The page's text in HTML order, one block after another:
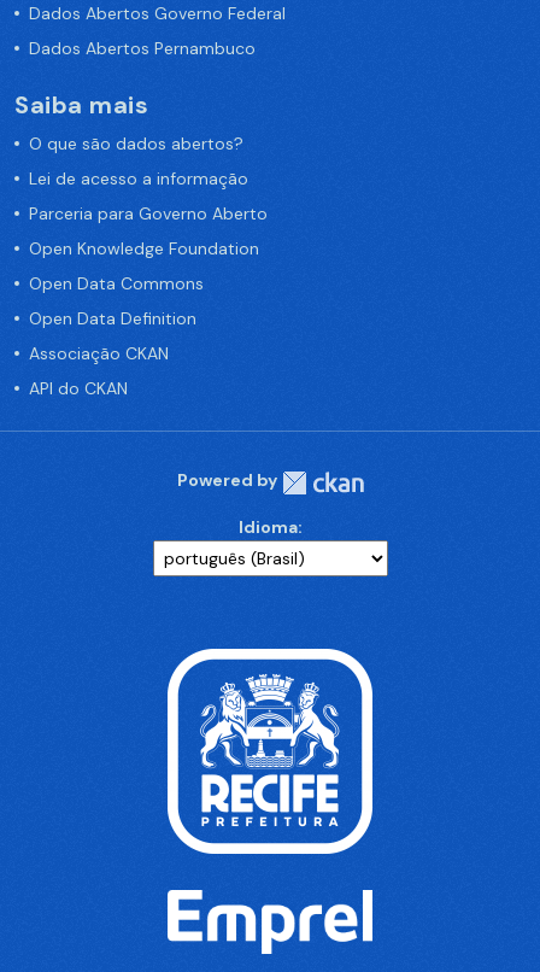
Dados Abertos Governo Federal
Dados Abertos Pernambuco
Saiba mais
O que são dados abertos?
Lei de acesso a informação
Parceria para Governo Aberto
Open Knowledge Foundation
Open Data Commons
Open Data Definition
Associação CKAN
API do CKAN
Powered by
Idioma